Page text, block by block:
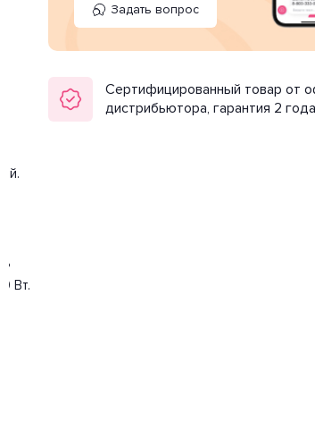
Вт.
Задать вопрос
Сертифицированный товар от
дистрибьютора, гарантия 2